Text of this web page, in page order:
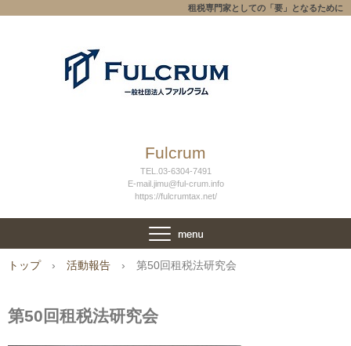
租税専門家としての「要」となるために
Fulcrum
TEL.03-6304-7491
E-mail.jimu@ful-crum.info
https://fulcrumtax.net/
トップ › 活動報告 › 第50回租税法研究会
第50回租税法研究会